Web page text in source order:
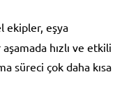
ekipler, eşya
hızlı ve etkili
süreci çok daha kısa